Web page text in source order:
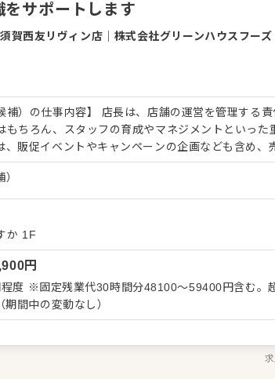
サポートします
賀西友リヴィン店
株式会社グリーンハウスフーズ
補）の仕事内容】 店長は、店舗の運営を管理する
もちろん、スタッフの育成やマネジメントといった
、販促イベントやキャンペーンの企画なども含め、
ーション改善などもお任せしますので、あなたな
管理 ・予約管
ビス全般 ・売上管理、在庫管理 ・スタッフの育成
をしっかりサポートしますので、経験に関わらず
くはさらにステップアップなどめざせます。
か 1F
円
度 ※固定残業代30時間分48100～59400円含む。
間中の変動なし）